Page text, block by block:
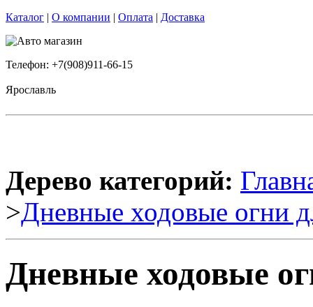
Каталог | О компании | Оплата | Доставка
Телефон: +7(908)911-66-15
Ярославль
Дерево категорий:
>Дневные ходовые огни
Дневные ходовые